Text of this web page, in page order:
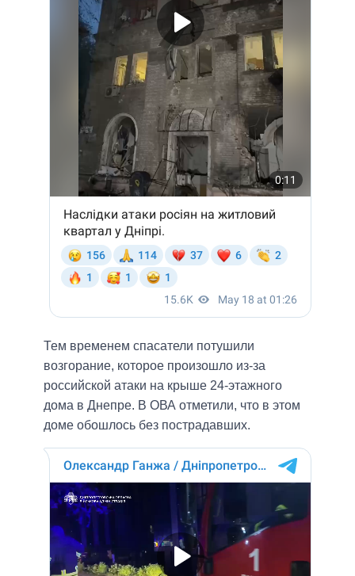
Тем временем спасатели потушили
возгорание, которое произошло из-за
российской атаки на крыше 24-этажного
дома в Днепре. В ОВА отметили, что в этом
доме обошлось без пострадавших.